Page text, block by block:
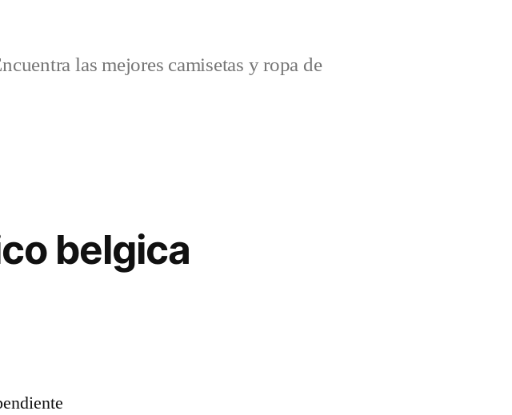
las mejores camisetas y ropa de
belgica